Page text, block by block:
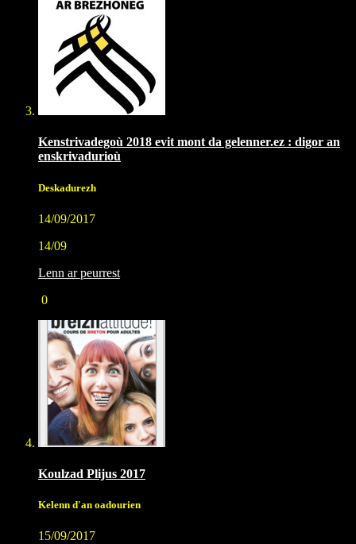
Kenstrivadegoù 2018 evit mont da gelenner.ez : digor an
enskrivadurioù
Deskadurezh
14/09/2017
14/09
Lenn ar peurrest
0
Koulzad Plijus 2017
Kelenn d'an oadourien
15/09/2017